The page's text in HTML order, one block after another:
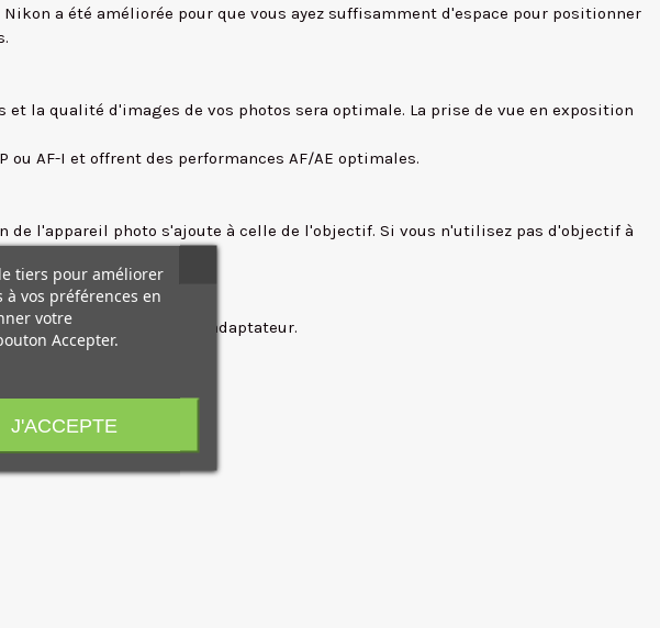
a été améliorée pour que vous ayez suffisamment d'espace pour positionner
la qualité d'images de vos photos sera optimale. La prise de vue en exposition
AF-I et offrent des performances AF/AE optimales.
l'appareil photo s'ajoute à celle de l'objectif. Si vous n'utilisez pas d'objectif à
appareil photo et votre adaptateur.
protégées.
tiers pour améliorer
vos préférences en
votre
Accepter.
J'ACCEPTE